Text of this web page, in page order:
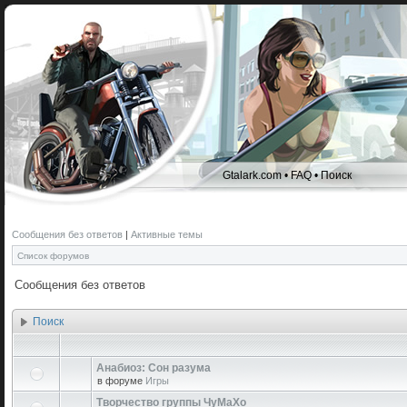
Gtalark.com •FAQ•Поиск
Сообщения без ответов | Активные темы
Список форумов
Сообщения без ответов
Поиск
Анабиоз: Сон разума
в форуме Игры
Творчество группы ЧуМаХо